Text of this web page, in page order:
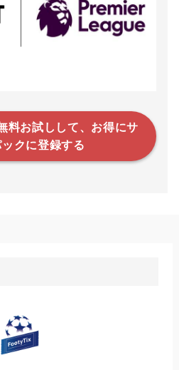
料お試しして、お得にサ
クに登録する